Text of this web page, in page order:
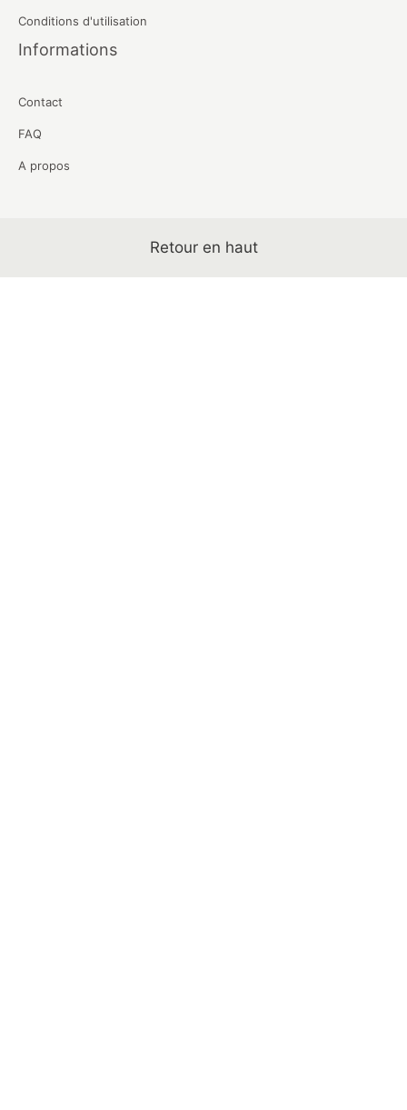
Conditions d'utilisation
Informations
Contact
FAQ
A propos
Retour en haut